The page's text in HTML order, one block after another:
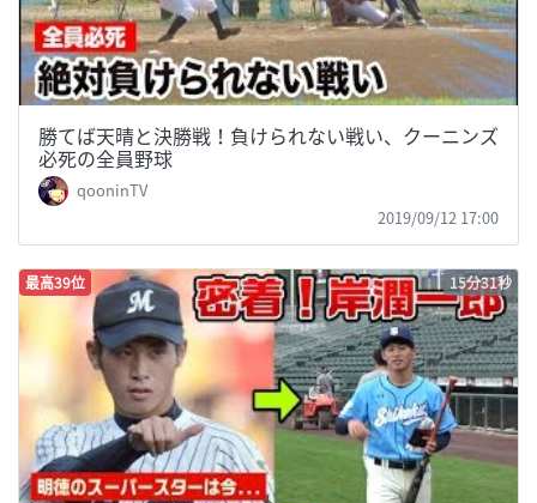
勝てば天晴と決勝戦！負けられない戦い、クーニンズ
必死の全員野球
qooninTV
2019/09/12 17:00
最高39位 15分31秒